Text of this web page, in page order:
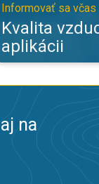
Informovať sa včas
Kvalita
aplikácii
na